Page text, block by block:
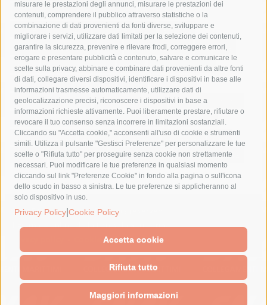
misurare le prestazioni degli annunci, misurare le prestazioni dei
contenuti, comprendere il pubblico attraverso statistiche o la
combinazione di dati provenienti da fonti diverse, sviluppare e
migliorare i servizi, utilizzare dati limitati per la selezione dei contenuti,
garantire la sicurezza, prevenire e rilevare frodi, correggere errori,
erogare e presentare pubblicità e contenuto, salvare e comunicare le
scelte sulla privacy, abbinare e combinare dati provenienti da altre fonti
di dati, collegare diversi dispositivi, identificare i dispositivi in base alle
informazioni trasmesse automaticamente, utilizzare dati di
geolocalizzazione precisi, riconoscere i dispositivi in base a
informazioni richieste attivamente. Puoi liberamente prestare, rifiutare o
revocare il tuo consenso senza incorrere in limitazioni sostanziali.
Cliccando su "Accetta cookie," acconsenti all'uso di cookie e strumenti
simili. Utilizza il pulsante "Gestisci Preferenze" per personalizzare le tue
scelte o "Rifiuta tutto" per proseguire senza cookie non strettamente
necessari. Puoi modificare le tue preferenze in qualsiasi momento
cliccando sul link "Preferenze Cookie" in fondo alla pagina o sull'icona
dello scudo in basso a sinistra. Le tue preferenze si applicheranno al
solo dispositivo in uso.
Privacy Policy Cookie Policy
Accetta cookie
Rifiuta tutto
Maggiori informazioni
comune di sorrento
concerto
contagi
costiera amalfitana
covid-19 eav
elezioni
fondazione sorrento
gori guardia costiera
incidente
lavori
lorenzo balducelli mare
massa lubrense
massimo coppola
Meta napoli
ordinanza
penisola sorrentina
piano di sorrento
polizia municipale
protezione civile
Regione Campania
sant'agnello
sindaco cuomo
sorrento studenti temporali
treni
turismo
Vico Equense villa fiorentino vincenzo de luca
© 2015 SorrentoPress. All rights reserved.
Il giornale online della Penisola Sorrentina
Cookie Policy